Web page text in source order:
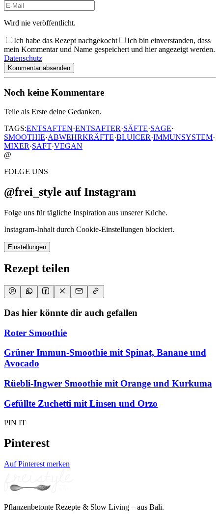
Wird nie veröffentlicht.
Ich habe das Rezept nachgekocht
Ich bin einverstanden, dass
mein Kommentar und Name gespeichert und hier angezeigt werden.
Datenschutz
Kommentar absenden
Noch keine Kommentare
Teile als Erste deine Gedanken.
TAGS:ENTSAFTEN·ENTSAFTER·SÄFTE·SAGE·
SMOOTHIE·ABWEHRKRÄFTE·BLUICER·IMMUNSYSTEM·
MIXER·SAFT·VEGAN
@
FOLGE UNS
@frei_style auf Instagram
Folge uns für tägliche Inspiration aus unserer Küche.
Instagram-Inhalt durch Cookie-Einstellungen blockiert.
Einstellungen
Rezept teilen
Das hier könnte dir auch gefallen
Roter Smoothie
Grüner Immun-Smoothie mit Spinat, Banane und
Avocado
Rüebli-Ingwer Smoothie mit Orange und Kurkuma
Gefüllte Zuchetti mit Linsen und Orzo
PIN IT
Pinterest
Auf Pinterest merken
Pflanzenbetonte Rezepte & Slow Living – aus Bali.